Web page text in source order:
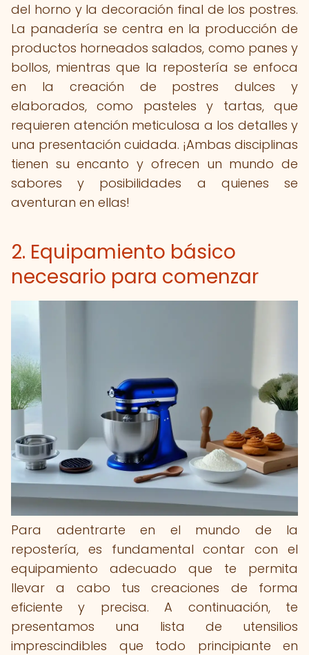
del horno y la decoración final de los postres.
La panadería se centra en la producción de
productos horneados salados, como panes y
bollos, mientras que la repostería se enfoca
en la creación de postres dulces y
elaborados, como pasteles y tartas, que
requieren atención meticulosa a los detalles y
una presentación cuidada. ¡Ambas disciplinas
tienen su encanto y ofrecen un mundo de
sabores y posibilidades a quienes se
aventuran en ellas!
2. Equipamiento básico
necesario para comenzar
Para adentrarte en el mundo de la
repostería, es fundamental contar con el
equipamiento adecuado que te permita
llevar a cabo tus creaciones de forma
eficiente y precisa. A continuación, te
presentamos una lista de utensilios
imprescindibles que todo principiante en